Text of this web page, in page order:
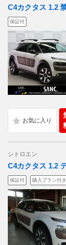
C4カクタス 1.2
保証付
シトロエン
C4カクタス 1.2
保証付 購入プラン付き